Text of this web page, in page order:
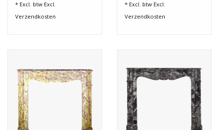
* Excl. btw Excl.
Verzendkosten
* Excl. btw Excl.
Verzendkosten